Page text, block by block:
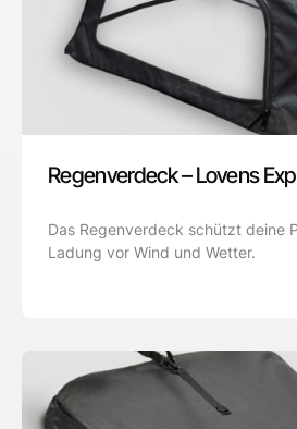
Regenverdeck – Lovens
Das Regenverdeck schützt deine
Ladung vor Wind und Wetter.